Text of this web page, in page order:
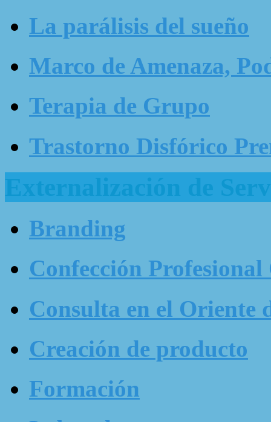
La parálisis del sueño
Marco de Amenaza,
Terapia de Grupo
Trastorno Disfórico
Externalización de
Branding
Confección Profesional
Consulta en el Oriente
Creación de producto
Formación